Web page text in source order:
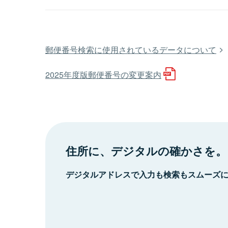
郵便番号検索に使用されているデータについて
2025年度版郵便番号の変更案内
住所に、デジタルの確かさを。
デジタルアドレスで入力も検索もスムーズ